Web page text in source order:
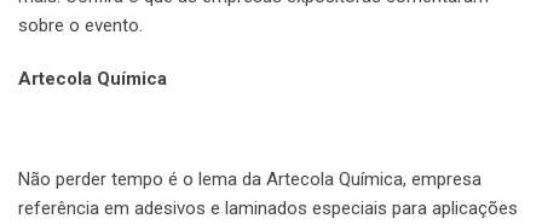
sobre o evento.
Artecola Química
Não perder tempo é o lema da Artecola Química, empresa
referência em adesivos e laminados especiais para aplicações